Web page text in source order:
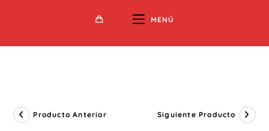
MENÚ
Producto Anterior Siguiente Producto